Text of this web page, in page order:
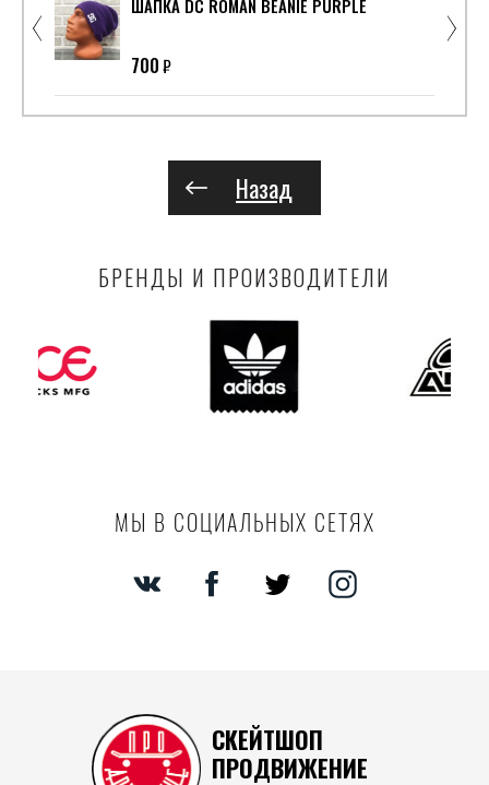
ШАПКА DC ROMAN BEANIE PURPLE
700₽
Назад
БРЕНДЫ И ПРОИЗВОДИТЕЛИ
МЫ В СОЦИАЛЬНЫХ СЕТЯХ
СКЕЙТШОП
ПРОДВИЖЕНИЕ